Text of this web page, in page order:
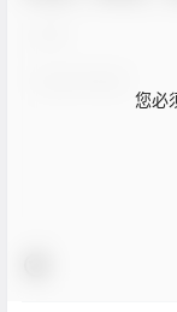
您必